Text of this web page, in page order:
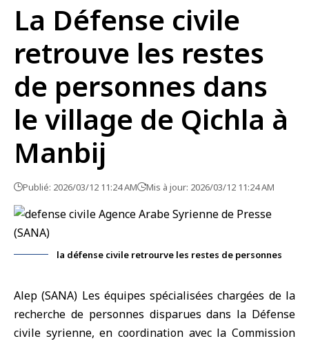
‎La Défense civile
retrouve les restes
de personnes dans
le village de Qichla à
Manbij‎
Publié: 2026/03/12 11:24 AM Mis à jour: 2026/03/12 11:24 AM
la défense civile retrourve les restes de personnes
Alep (SANA) ‎Les équipes spécialisées chargées de la
recherche de personnes disparues dans la Défense
civile syrienne, en coordination avec la Commission